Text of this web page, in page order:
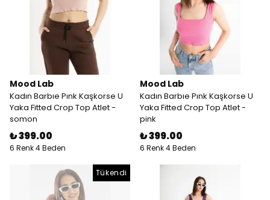
Mood Lab
Kadın Barbıe Pınk Kaşkorse U
Yaka Fitted Crop Top Atlet -
somon
₺ 399.00
6 Renk 4 Beden
Mood Lab
Kadın Barbıe Pınk Kaşkorse U
Yaka Fitted Crop Top Atlet -
pink
₺ 399.00
6 Renk 4 Beden
Tükendi